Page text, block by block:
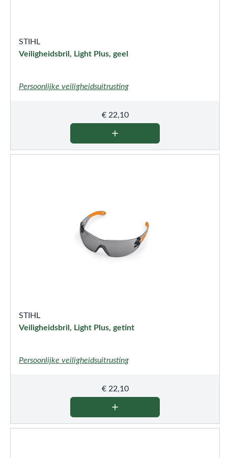
STIHL
Veiligheidsbril, Light Plus, geel
Persoonlijke veiligheidsuitrusting
€22,10
STIHL
Veiligheidsbril, Light Plus, getint
Persoonlijke veiligheidsuitrusting
€22,10